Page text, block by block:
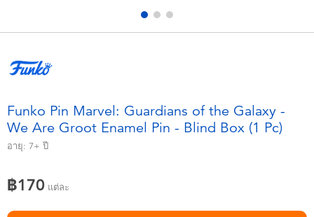
กิจกรรมกลางแจ้งและกีฬา
ของเล่นนุ่มนิ่ม
ของเล่นสำหรับเด็กทารกและวัยหัดเดิน
Funko Pin Marvel: Guardians of the Galaxy -
We Are Groot Enamel Pin - Blind Box (1 Pc)
อายุ: 7+ ปี
฿170 แต่ละ